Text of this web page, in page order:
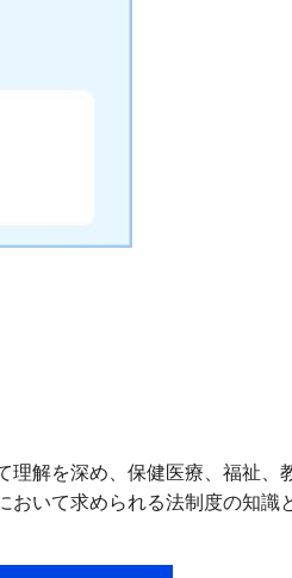
解を深め、保健医療、福祉
いて求められる法制度の知識